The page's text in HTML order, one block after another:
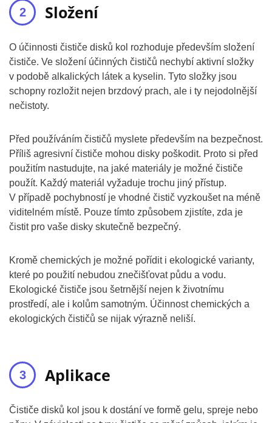
Složení
O účinnosti čističe disků kol rozhoduje především složení
čističe. Ve složení účinných čističů nechybí aktivní složky
v podobě alkalických látek a kyselin. Tyto složky jsou
schopny rozložit nejen brzdový prach, ale i ty nejodolnější
nečistoty.
Před používáním čističů myslete především na bezpečnost.
Příliš agresivní čističe mohou disky poškodit. Proto si před
použitím nastudujte, na jaké materiály je možné čističe
použít. Každý materiál vyžaduje trochu jiný přístup.
V případě pochybností je vhodné čistič vyzkoušet na méně
viditelném místě. Pouze tímto způsobem zjistíte, zda je
čistit pro vaše disky skutečně bezpečný.
Kromě chemických je možné pořídit i ekologické varianty,
které po použití nebudou znečišťovat půdu a vodu.
Ekologické čističe jsou šetrnější nejen k životnímu
prostředí, ale i kolům samotným. Účinnost chemických a
ekologických čističů se nijak výrazně neliší.
Aplikace
Čističe disků kol jsou k dostání ve formě gelu, spreje nebo